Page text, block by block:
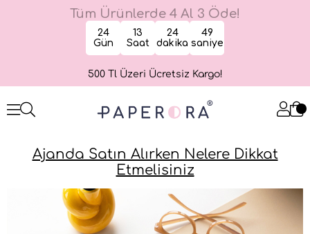
Tüm Ürünlerde 4 Al 3 Öde!
24
Gün
13
Saat
24
dakika
49
saniye
500 Tl Üzeri Ücretsiz Kargo!
Ajanda Satın Alırken Nelere Dikkat
Etmelisiniz